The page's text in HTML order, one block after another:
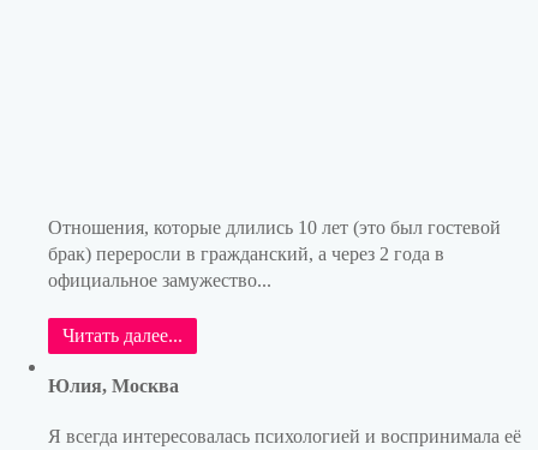
Отношения, которые длились 10 лет (это был гостевой
брак) переросли в гражданский, а через 2 года в
официальное замужество...
Читать далее...
Юлия, Москва
Я всегда интересовалась психологией и воспринимала её